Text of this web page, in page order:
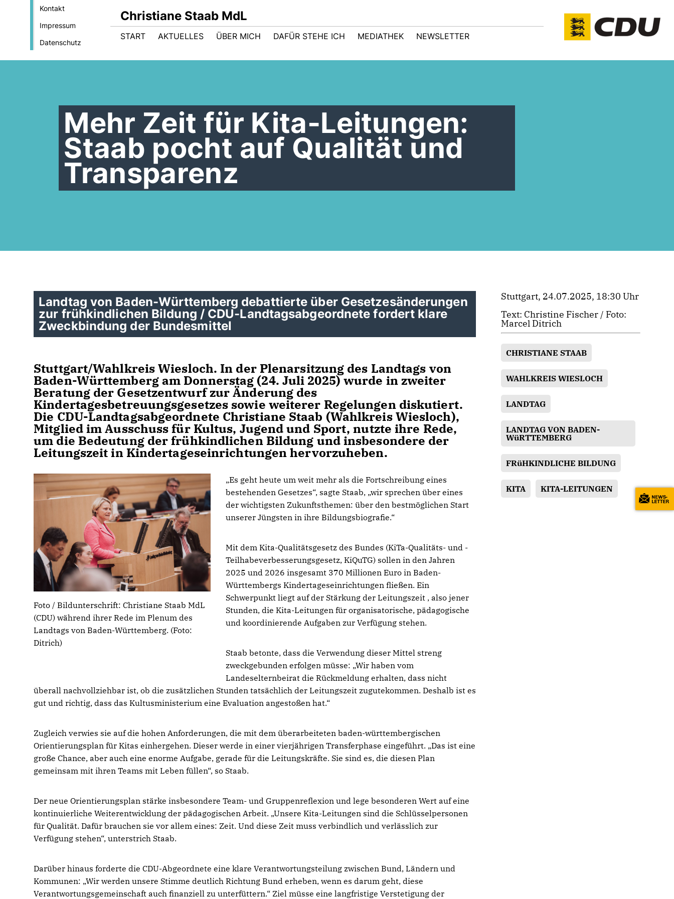
Kontakt
Impressum
Datenschutz
Christiane Staab MdL
START AKTUELLES ÜBER MICH DAFÜR STEHE ICH MEDIATHEK NEWSLETTER
Mehr Zeit für Kita-Leitungen:
Staab pocht auf Qualität und
Transparenz
Landtag von Baden-Württemberg debattierte über Gesetzesänderungen
zur frühkindlichen Bildung / CDU-Landtagsabgeordnete fordert klare
Zweckbindung der Bundesmittel
Stuttgart/Wahlkreis Wiesloch. In der Plenarsitzung des Landtags von
Baden-Württemberg am Donnerstag (24. Juli 2025) wurde in zweiter
Beratung der Gesetzentwurf zur Änderung des
Kindertagesbetreuungsgesetzes sowie weiterer Regelungen diskutiert.
Die CDU-Landtagsabgeordnete Christiane Staab (Wahlkreis Wiesloch),
Mitglied im Ausschuss für Kultus, Jugend und Sport, nutzte ihre Rede,
um die Bedeutung der frühkindlichen Bildung und insbesondere der
Leitungszeit in Kindertageseinrichtungen hervorzuheben.
Foto / Bildunterschrift: Christiane Staab MdL
(CDU) während ihrer Rede im Plenum des
Landtags von Baden-Württemberg. (Foto:
Ditrich)
Es geht heute um weit mehr als die Fortschreibung eines
bestehenden Gesetzes“, sagte Staab, „wir sprechen über eines
der wichtigsten Zukunftsthemen: über den bestmöglichen Start
unserer Jüngsten in ihre Bildungsbiografie.“
Mit dem Kita-Qualitätsgesetz des Bundes (KiTa-Qualitäts- und -
Teilhabeverbesserungsgesetz, KiQuTG) sollen in den Jahren
2025 und 2026 insgesamt 370 Millionen Euro in Baden-
Württembergs Kindertageseinrichtungen fließen. Ein
Schwerpunkt liegt auf der Stärkung der Leitungszeit , also jener
Stunden, die Kita-Leitungen für organisatorische, pädagogische
und koordinierende Aufgaben zur Verfügung stehen.
Staab betonte, dass die Verwendung dieser Mittel streng
zweckgebunden erfolgen müsse: „Wir haben vom
Landeselternbeirat die Rückmeldung erhalten, dass nicht
überall nachvollziehbar ist, ob die zusätzlichen Stunden tatsächlich der Leitungszeit zugutekommen. Deshalb ist es
gut und richtig, dass das Kultusministerium eine Evaluation angestoßen hat.“
Zugleich verwies sie auf die hohen Anforderungen, die mit dem überarbeiteten baden-württembergischen
Orientierungsplan für Kitas einhergehen. Dieser werde in einer vierjährigen Transferphase eingeführt. „Das ist eine
große Chance, aber auch eine enorme Aufgabe, gerade für die Leitungskräfte. Sie sind es, die diesen Plan
gemeinsam mit ihren Teams mit Leben füllen“, so Staab.
Der neue Orientierungsplan stärke insbesondere Team- und Gruppenreflexion und lege besonderen Wert auf eine
kontinuierliche Weiterentwicklung der pädagogischen Arbeit. „Unsere Kita-Leitungen sind die Schlüsselpersonen
für Qualität. Dafür brauchen sie vor allem eines: Zeit. Und diese Zeit muss verbindlich und verlässlich zur
Verfügung stehen“, unterstrich Staab.
Darüber hinaus forderte die CDU-Abgeordnete eine klare Verantwortungsteilung zwischen Bund, Ländern und
Kommunen: „Wir werden unsere Stimme deutlich Richtung Bund erheben, wenn es darum geht, diese
Verantwortungsgemeinschaft auch finanziell zu unterfüttern.“ Ziel müsse eine langfristige Verstetigung der
Stuttgart, 24.07.2025, 18:30 Uhr
Text: Christine Fischer / Foto:
Marcel Ditrich
CHRISTIANE STAAB
WAHLKREIS WIESLOCH
LANDTAG
LANDTAG VON BADEN-
WüRTTEMBERG
FRüHKINDLICHE BILDUNG
KITA KITA-LEITUNGEN